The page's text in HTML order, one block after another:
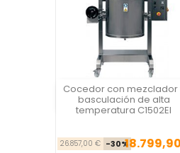
Cocedor con mezclador
basculación de alta
temperatura C1502EI
Precio
26.857,00 € -30%
Vista rápida